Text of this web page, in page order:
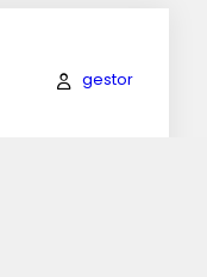
gestor